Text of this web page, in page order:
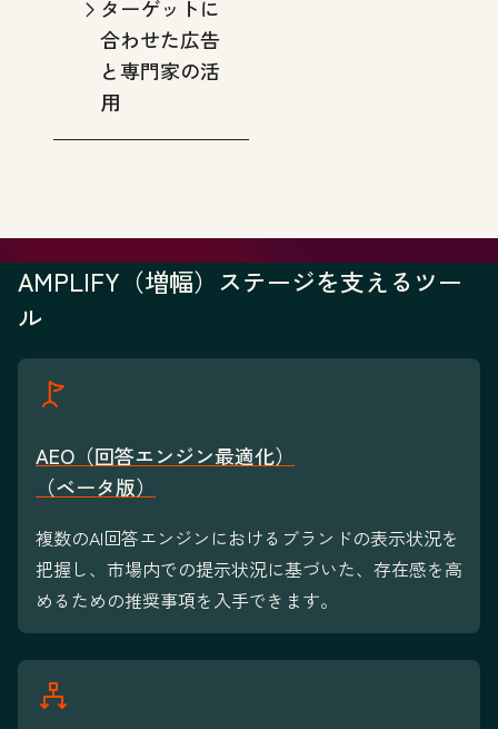
ターゲットに
合わせた広告
と専門家の活
用
AMPLIFY（増幅）ステージを支えるツー
ル
AEO（回答エンジン最適化）
（ベータ版）
複数のAI回答エンジンにおけるブランドの表示状況を
把握し、市場内での提示状況に基づいた、存在感を高
めるための推奨事項を入手できます。